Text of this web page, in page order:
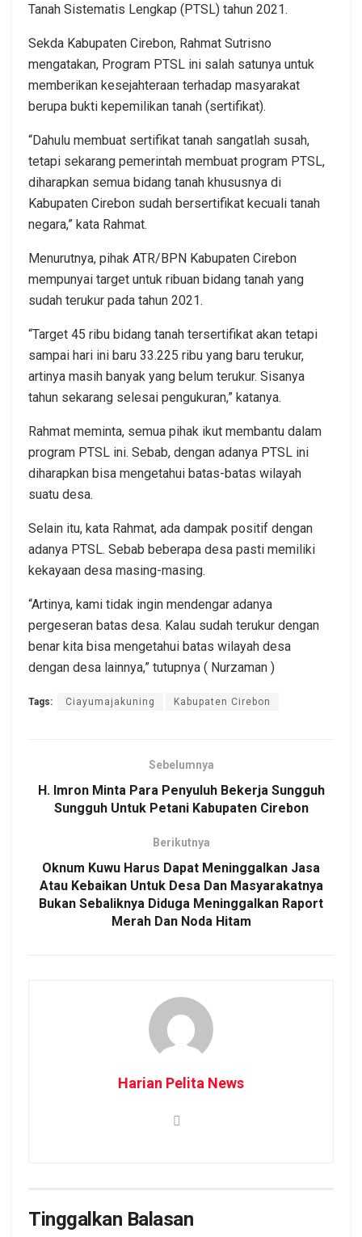
Tanah Sistematis Lengkap (PTSL) tahun 2021.
Sekda Kabupaten Cirebon, Rahmat Sutrisno
mengatakan, Program PTSL ini salah satunya untuk
memberikan kesejahteraan terhadap masyarakat
berupa bukti kepemilikan tanah (sertifikat).
“Dahulu membuat sertifikat tanah sangatlah susah,
tetapi sekarang pemerintah membuat program PTSL,
diharapkan semua bidang tanah khususnya di
Kabupaten Cirebon sudah bersertifikat kecuali tanah
negara,” kata Rahmat.
Menurutnya, pihak ATR/BPN Kabupaten Cirebon
mempunyai target untuk ribuan bidang tanah yang
sudah terukur pada tahun 2021.
“Target 45 ribu bidang tanah tersertifikat akan tetapi
sampai hari ini baru 33.225 ribu yang baru terukur,
artinya masih banyak yang belum terukur. Sisanya
tahun sekarang selesai pengukuran,” katanya.
Rahmat meminta, semua pihak ikut membantu dalam
program PTSL ini. Sebab, dengan adanya PTSL ini
diharapkan bisa mengetahui batas-batas wilayah
suatu desa.
Selain itu, kata Rahmat, ada dampak positif dengan
adanya PTSL. Sebab beberapa desa pasti memiliki
kekayaan desa masing-masing.
“Artinya, kami tidak ingin mendengar adanya
pergeseran batas desa. Kalau sudah terukur dengan
benar kita bisa mengetahui batas wilayah desa
dengan desa lainnya,” tutupnya ( Nurzaman )
Tags: Ciayumajakuning Kabupaten Cirebon
Sebelumnya
H. Imron Minta Para Penyuluh Bekerja Sungguh
Sungguh Untuk Petani Kabupaten Cirebon
Berikutnya
Oknum Kuwu Harus Dapat Meninggalkan Jasa
Atau Kebaikan Untuk Desa Dan Masyarakatnya
Bukan Sebaliknya Diduga Meninggalkan Raport
Merah Dan Noda Hitam
Harian Pelita News
Tinggalkan Balasan